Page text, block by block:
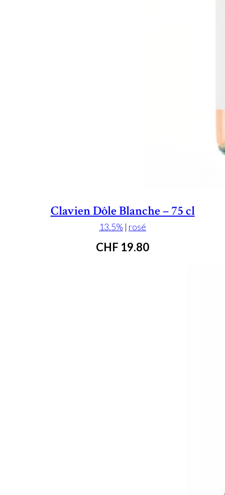
Clavien Dôle Blanche – 75 cl
13.5% | rosé
CHF 19.80